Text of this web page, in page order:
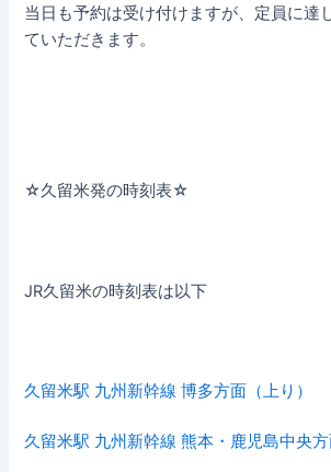
当日も予約は受け付けますが、定員に達
ていただきます。
☆久留米発の時刻表☆
JR久留米の時刻表は以下
久留米駅 九州新幹線 博多方面（上り）
久留米駅 九州新幹線 熊本・鹿児島中央方